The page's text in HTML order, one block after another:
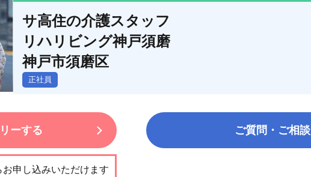
サ高住の介護スタッフ
リハリビング神戸須磨
神戸市須磨区
正社員
ーする
お申し込みいただけます
ご質問・ご相談